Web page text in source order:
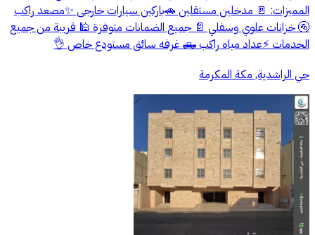
المميزات: 🚪 مدخلين مستقلين 🚗باركين سيارات خارجى ✨مصعد راكب
🚰 خزانات علوي وسفلي 📄 جميع الضمانات متوفرة 🕌 قريبة من جميع
الخدمات ⚡عداد مياه راكب 🛻 غرفه سائق مستودع خاص 👌
حي الراشدية, مكة المكرمة